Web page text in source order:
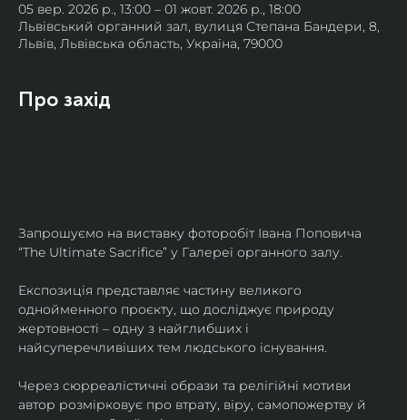
05 вер. 2026 р., 13:00 – 01 жовт. 2026 р., 18:00
Львівський органний зал, вулиця Степана Бандери, 8,
Львів, Львівська область, Україна, 79000
Про захід
Запрошуємо на виставку фоторобіт Івана Поповича
“The Ultimate Sacrifice” у Галереї органного залу.
Експозиція представляє частину великого
однойменного проєкту, що досліджує природу
жертовності – одну з найглибших і
найсуперечливіших тем людського існування.
Через сюрреалістичні образи та релігійні мотиви
автор розмірковує про втрату, віру, самопожертву й